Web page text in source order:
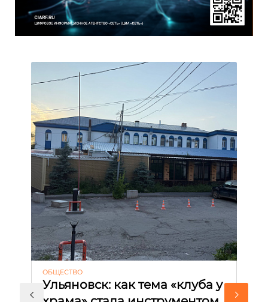
ОБЩЕСТВО
Ульяновск: как тема «клуба у